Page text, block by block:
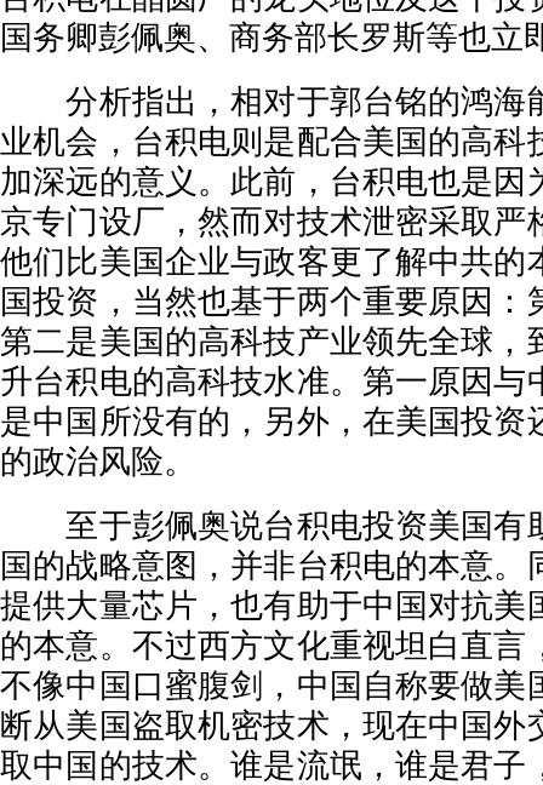
国务卿彭佩奥、商务部长罗斯等也立
分析指出，相对于郭台铭的鸿海
业机会，台积电则是配合美国的高科
加深远的意义。此前，台积电也是因
京专门设厂，然而对技术泄密采取严
他们比美国企业与政客更了解中共的
国投资，当然也基于两个重要原因：
第二是美国的高科技产业领先全球，
升台积电的高科技水准。第一原因与
是中国所没有的，另外，在美国投资
的政治风险。
至于彭佩奥说台积电投资美国有
国的战略意图，并非台积电的本意。
提供大量芯片，也有助于中国对抗美
的本意。不过西方文化重视坦白直言
不像中国口蜜腹剑，中国自称要做美
断从美国盗取机密技术，现在中国外
取中国的技术。谁是流氓，谁是君子